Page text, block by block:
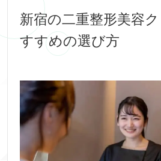
新宿の二重整形美容
すすめの選び方